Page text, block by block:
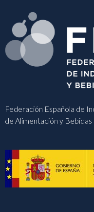
Federación Española de
de Alimentación y